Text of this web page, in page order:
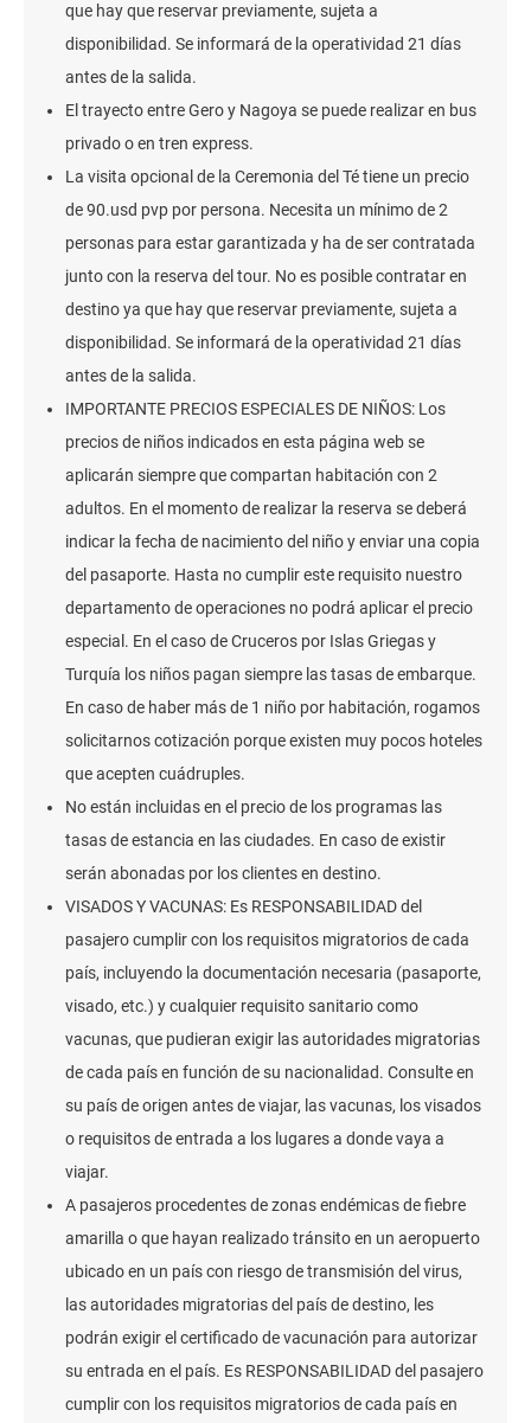
que hay que reservar previamente, sujeta a
disponibilidad. Se informará de la operatividad 21 días
antes de la salida.
El trayecto entre Gero y Nagoya se puede realizar en bus
privado o en tren express.
La visita opcional de la Ceremonia del Té tiene un precio
de 90.usd pvp por persona. Necesita un mínimo de 2
personas para estar garantizada y ha de ser contratada
junto con la reserva del tour. No es posible contratar en
destino ya que hay que reservar previamente, sujeta a
disponibilidad. Se informará de la operatividad 21 días
antes de la salida.
IMPORTANTE PRECIOS ESPECIALES DE NIÑOS: Los
precios de niños indicados en esta página web se
aplicarán siempre que compartan habitación con 2
adultos. En el momento de realizar la reserva se deberá
indicar la fecha de nacimiento del niño y enviar una copia
del pasaporte. Hasta no cumplir este requisito nuestro
departamento de operaciones no podrá aplicar el precio
especial. En el caso de Cruceros por Islas Griegas y
Turquía los niños pagan siempre las tasas de embarque.
En caso de haber más de 1 niño por habitación, rogamos
solicitarnos cotización porque existen muy pocos hoteles
que acepten cuádruples.
No están incluidas en el precio de los programas las
tasas de estancia en las ciudades. En caso de existir
serán abonadas por los clientes en destino.
VISADOS Y VACUNAS: Es RESPONSABILIDAD del
pasajero cumplir con los requisitos migratorios de cada
país, incluyendo la documentación necesaria (pasaporte,
visado, etc.) y cualquier requisito sanitario como
vacunas, que pudieran exigir las autoridades migratorias
de cada país en función de su nacionalidad. Consulte en
su país de origen antes de viajar, las vacunas, los visados
o requisitos de entrada a los lugares a donde vaya a
viajar.
A pasajeros procedentes de zonas endémicas de fiebre
amarilla o que hayan realizado tránsito en un aeropuerto
ubicado en un país con riesgo de transmisión del virus,
las autoridades migratorias del país de destino, les
podrán exigir el certificado de vacunación para autorizar
su entrada en el país. Es RESPONSABILIDAD del pasajero
cumplir con los requisitos migratorios de cada país en